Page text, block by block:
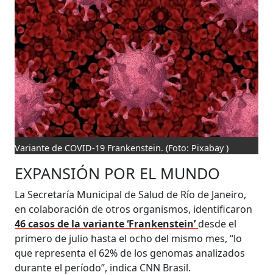
Variante de COVID-19 Frankenstein.(Foto: Pixabay )
EXPANSIÓN POR EL MUNDO
La ​​Secretaría Municipal de Salud de Río de Janeiro,
en colaboración de otros organismos, identificaron
46 casos de la variante ‘Frankenstein’desde el
primero de julio hasta el ocho del mismo mes, “lo
que representa el 62% de los genomas analizados
durante el período”, indica CNN Brasil.